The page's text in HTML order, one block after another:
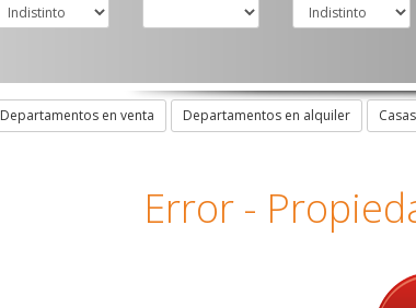
Departamentos en venta Departamentos en alquiler Casas
Error -